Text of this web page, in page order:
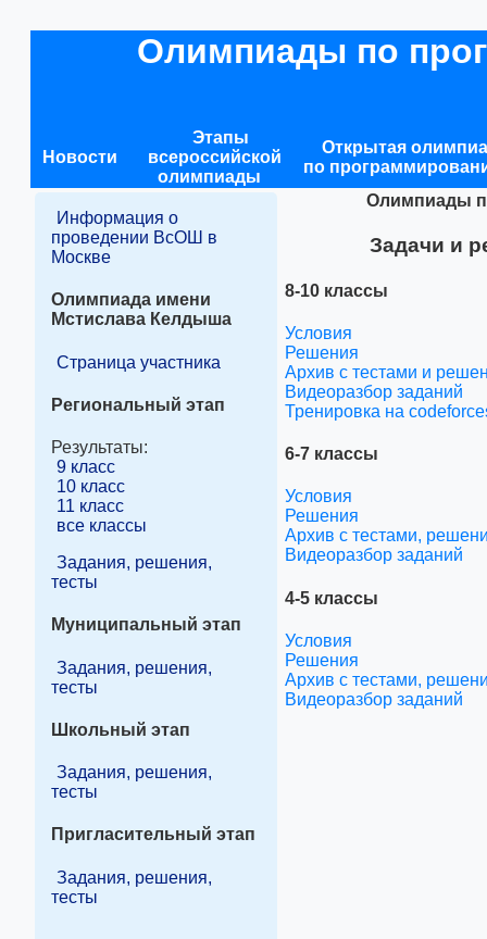
Олимпиады по
Новости
Этапы
всероссийской
олимпиады
Открытая
по
Информация о
проведении ВсОШ в
Москве
Олимпиада имени
Мстислава Келдыша
Страница участника
Региональный этап
Результаты:
9 класс
10 класс
11 класс
все классы
Задания, решения,
тесты
Муниципальный этап
Задания, решения,
тесты
Школьный этап
Задания, решения,
тесты
Пригласительный этап
Задания, решения,
тесты
Олимпиады
Задачи и
8-10 классы
Условия
Решения
Архив с тестами и
Видеоразбор заданий
Тренировка на
6-7 классы
Условия
Решения
Архив с тестами,
Видеоразбор заданий
4-5 классы
Условия
Решения
Архив с тестами,
Видеоразбор заданий